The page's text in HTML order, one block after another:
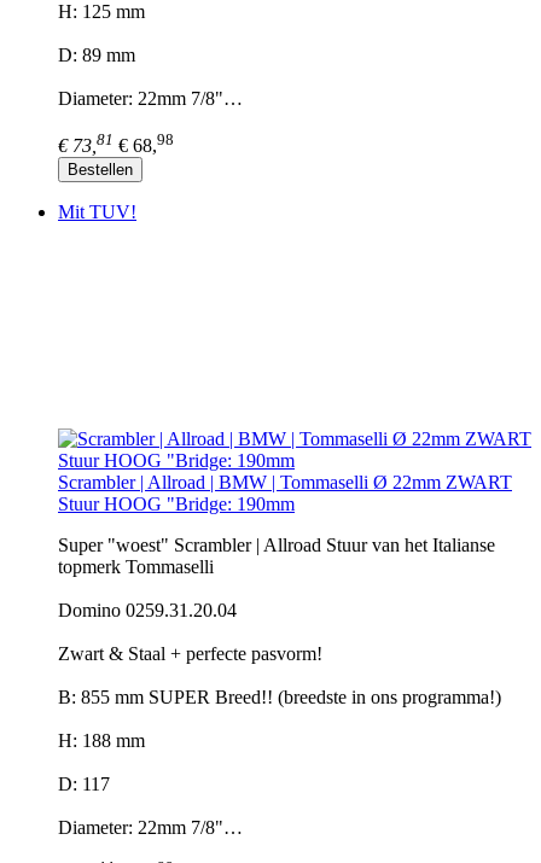
H: 125 mm
D: 89 mm
Diameter: 22mm 7/8"…
€ 73, 81 € 68,98
Bestellen
Mit TUV!
Scrambler | Allroad | BMW | Tommaselli Ø 22mm ZWART
Stuur HOOG "Bridge: 190mm
Super "woest" Scrambler | Allroad Stuur van het Italianse
topmerk Tommaselli
Domino 0259.31.20.04
Zwart & Staal + perfecte pasvorm!
B: 855 mm SUPER Breed!! (breedste in ons programma!)
H: 188 mm
D: 117
Diameter: 22mm 7/8"…